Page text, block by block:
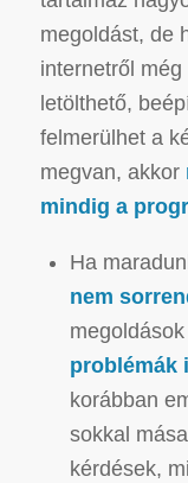
megoldást, de
internetről
letölthető,
felmerülhet a
megvan, akkor
mindig a
Ha
nem
problémák
korábban
sokkal
kérdések,